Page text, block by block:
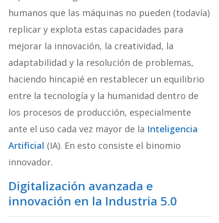
humanos que las máquinas no pueden (todavía)
replicar y explota estas capacidades para
mejorar la innovación, la creatividad, la
adaptabilidad y la resolución de problemas,
haciendo hincapié en restablecer un equilibrio
entre la tecnología y la humanidad dentro de
los procesos de producción, especialmente
ante el uso cada vez mayor de la Inteligencia
Artificial (IA). En esto consiste el binomio
innovador.
Digitalización avanzada e
innovación en la Industria 5.0